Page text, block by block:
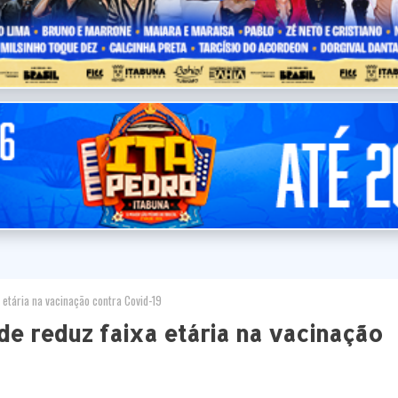
na vacinação contra Covid-19
reduz faixa etária na vacinação